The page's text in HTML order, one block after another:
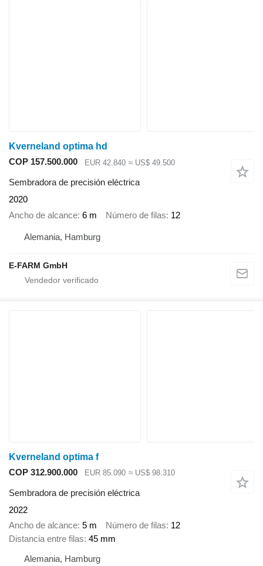
Kverneland optima hd
COP 157.500.000
EUR 42.840 ≈ US$ 49.500
Sembradora de precisión eléctrica
2020
Ancho de alcance 6 m Número de filas 12
Alemania, Hamburg
E-FARM GmbH
Kverneland optima f
COP 312.900.000
EUR 85.090 ≈ US$ 98.310
Sembradora de precisión eléctrica
2022
Ancho de alcance 5 m Número de filas 12
Distancia entre filas 45 mm
Alemania, Hamburg